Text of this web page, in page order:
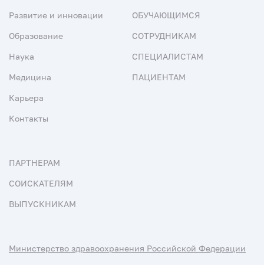
Развитие и инновации
Образование
Наука
Медицина
Карьера
Контакты
ОБУЧАЮЩИМСЯ
СОТРУДНИКАМ
СПЕЦИАЛИСТАМ
ПАЦИЕНТАМ
ПАРТНЕРАМ
СОИСКАТЕЛЯМ
ВЫПУСКНИКАМ
Министерство здравоохранения Российской Федерации